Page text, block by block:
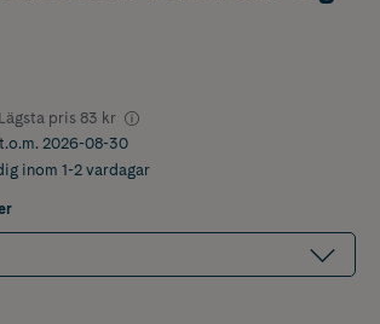
Lägsta pris 83 kr
2026-08-30
inom 1-2 vardagar